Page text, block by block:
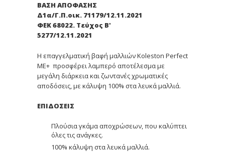
ΒΑΣΗ ΑΠΟΦΑΣΗΣ
Δ1α/Γ.Π.οικ. 71179/12.11.2021
ΦΕΚ 68022. Τεύχος Β'
5277/12.11.2021
Η επαγγελματική βαφή μαλλιών Koleston Perfect
ME+ προσφέρει λαμπερό αποτέλεσμα με
μεγάλη διάρκεια και ζωντανές χρωματικές
αποδόσεις, με κάλυψη 100% στα λευκά μαλλιά.
ΕΠΙΔΟΣΕΙΣ
Πλούσια γκάμα αποχρώσεων, που καλύπτει
όλες τις ανάγκες.
100% κάλυψη στα λευκά μαλλιά.